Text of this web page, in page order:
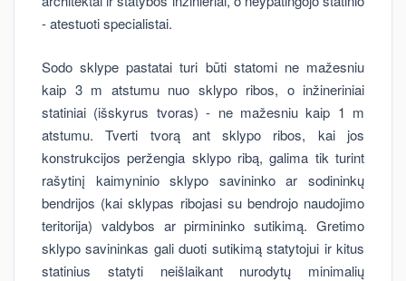
- atestuoti specialistai.
Sodo sklype pastatai turi būti statomi ne mažesniu
kaip 3 m atstumu nuo sklypo ribos, o inžineriniai
statiniai (išskyrus tvoras) - ne mažesniu kaip 1 m
atstumu. Tverti tvorą ant sklypo ribos, kai jos
konstrukcijos peržengia sklypo ribą, galima tik turint
rašytinį kaimyninio sklypo savininko ar sodininkų
bendrijos (kai sklypas ribojasi su bendrojo naudojimo
teritorija) valdybos ar pirmininko sutikimą. Gretimo
sklypo savininkas gali duoti sutikimą statytojui ir kitus
statinius statyti neišlaikant nurodytų minimalių